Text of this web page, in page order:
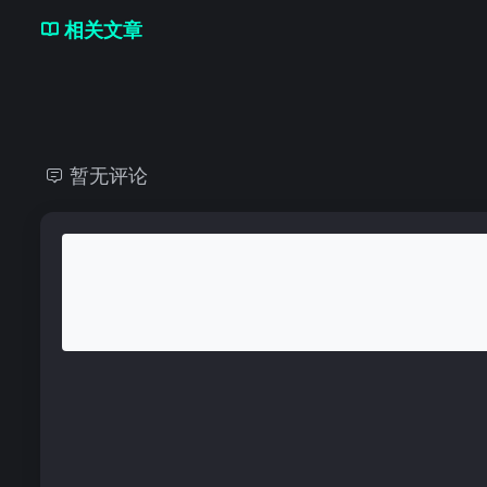
相关文章
暂无评论